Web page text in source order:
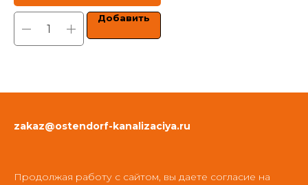
Добавить
zakaz@ostendorf-kanalizaciya.ru
Продолжая работу с сайтом, вы даете согласие на